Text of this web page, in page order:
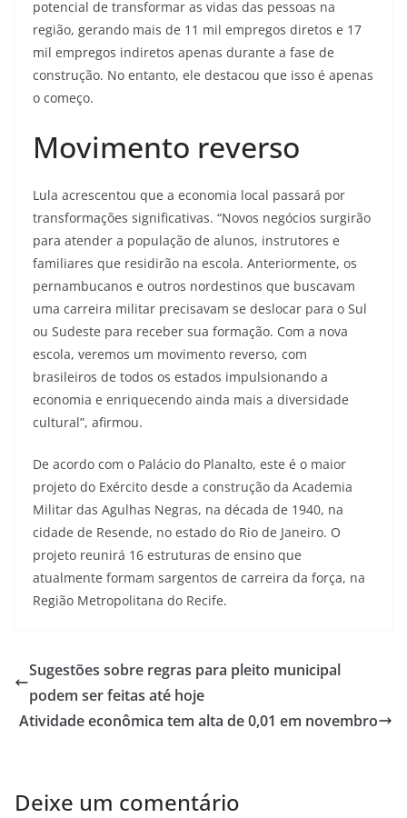
potencial de transformar as vidas das pessoas na
região, gerando mais de 11 mil empregos diretos e 17
mil empregos indiretos apenas durante a fase de
construção. No entanto, ele destacou que isso é apenas
o começo.
Movimento reverso
Lula acrescentou que a economia local passará por
transformações significativas. “Novos negócios surgirão
para atender a população de alunos, instrutores e
familiares que residirão na escola. Anteriormente, os
pernambucanos e outros nordestinos que buscavam
uma carreira militar precisavam se deslocar para o Sul
ou Sudeste para receber sua formação. Com a nova
escola, veremos um movimento reverso, com
brasileiros de todos os estados impulsionando a
economia e enriquecendo ainda mais a diversidade
cultural”, afirmou.
De acordo com o Palácio do Planalto, este é o maior
projeto do Exército desde a construção da Academia
Militar das Agulhas Negras, na década de 1940, na
cidade de Resende, no estado do Rio de Janeiro. O
projeto reunirá 16 estruturas de ensino que
atualmente formam sargentos de carreira da força, na
Região Metropolitana do Recife.
Sugestões sobre regras para pleito municipal
podem ser feitas até hoje
Atividade econômica tem alta de 0,01 em novembro
Deixe um comentário